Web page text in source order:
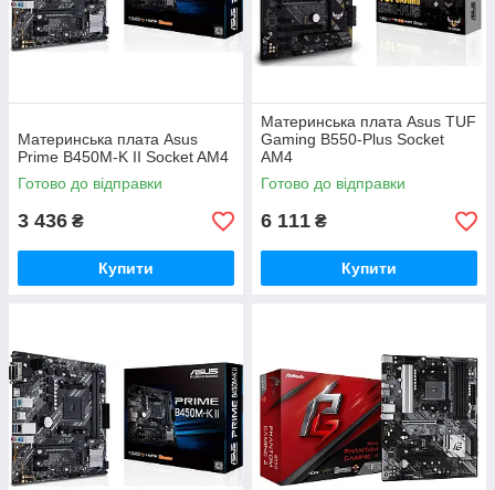
Материнська плата Asus
Prime B450M-K II Socket AM4
Готово до відправки
3 436 ₴
Купити
Материнська плата Asus TUF
Gaming B550-Plus Socket
AM4
Готово до відправки
6 111 ₴
Купити